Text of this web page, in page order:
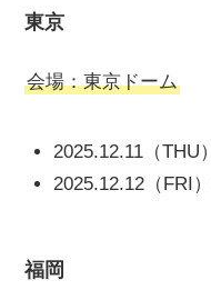
東京
会場：東京ドーム
2025.12.11（THU
2025.12.12（FRI
福岡